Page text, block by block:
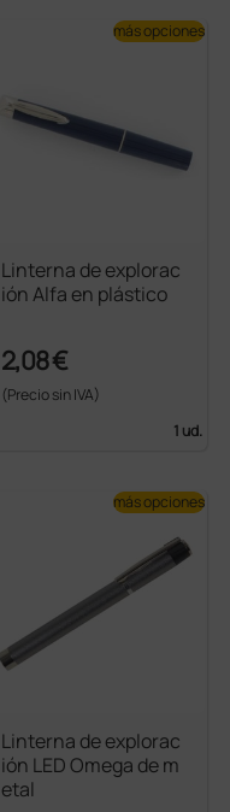
Linterna de explorac
ión Alfa en plástico
2,08 €
(Precio sin IVA)
1 ud.
más opciones
Linterna de explorac
ión LED Omega de m
etal
más opciones